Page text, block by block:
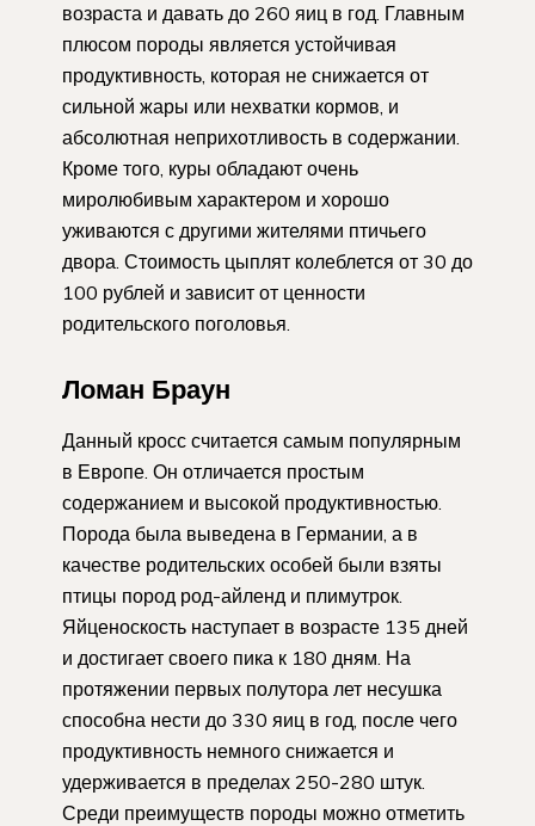
возраста и давать до 260 яиц в год. Главным
плюсом породы является устойчивая
продуктивность, которая не снижается от
сильной жары или нехватки кормов, и
абсолютная неприхотливость в содержании.
Кроме того, куры обладают очень
миролюбивым характером и хорошо
уживаются с другими жителями птичьего
двора. Стоимость цыплят колеблется от 30 до
100 рублей и зависит от ценности
родительского поголовья.
Ломан Браун
Данный кросс считается самым популярным
в Европе. Он отличается простым
содержанием и высокой продуктивностью.
Порода была выведена в Германии, а в
качестве родительских особей были взяты
птицы пород род-айленд и плимутрок.
Яйценоскость наступает в возрасте 135 дней
и достигает своего пика к 180 дням. На
протяжении первых полутора лет несушка
способна нести до 330 яиц в год, после чего
продуктивность немного снижается и
удерживается в пределах 250-280 штук.
Среди преимуществ породы можно отметить